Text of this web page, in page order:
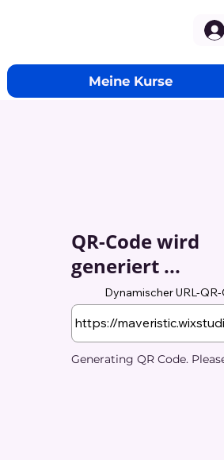
Meine Kurse
QR-Code wird
generiert ...
Dynamischer URL-
Generating QR Code.